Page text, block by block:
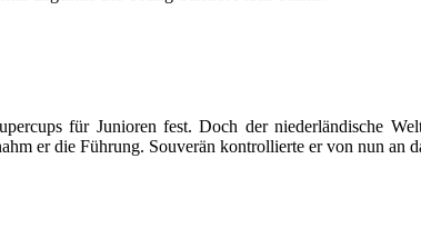
für Junioren fest. Doch der niederländische
er die Führung. Souverän kontrollierte er von nun an